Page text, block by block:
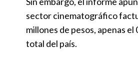
sector cinematográfico
millones de pesos, apenas el
total del país.